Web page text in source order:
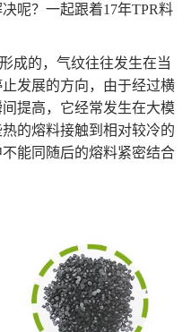
呢？一起跟着17年TPR料
成的，气纹往往发生在当
发展的方向，由于经过横
提高，它经常发生在大模
的熔料接触到相对较冷的
能同随后的熔料紧密结合